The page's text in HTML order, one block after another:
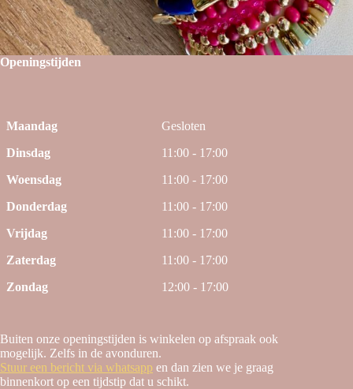
Openingstijden
Maandag
Gesloten
Dinsdag
11:00 - 17:00
Woensdag
11:00 - 17:00
Donderdag
11:00 - 17:00
Vrijdag
11:00 - 17:00
Zaterdag
11:00 - 17:00
Zondag
12:00 - 17:00
Buiten onze openingstijden is winkelen op afspraak ook
mogelijk. Zelfs in de avonduren.
Stuur een bericht via whatsapp en dan zien we je graag
binnenkort op een tijdstip dat u schikt.